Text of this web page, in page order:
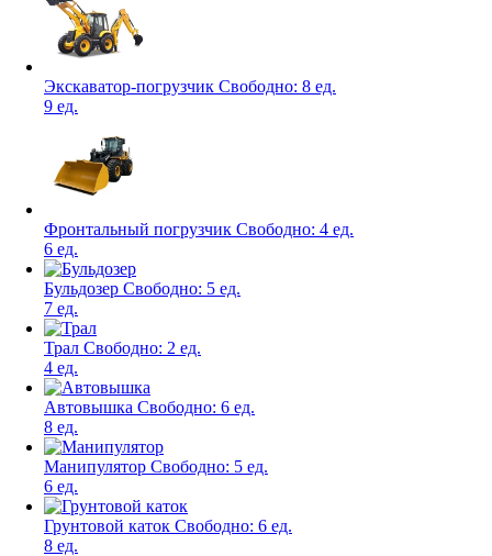
Экскаватор-погрузчик Свободно: 8 ед.
9 ед.
Фронтальный погрузчик Свободно: 4 ед.
6 ед.
Бульдозер Свободно: 5 ед.
7 ед.
Трал Свободно: 2 ед.
4 ед.
Автовышка Свободно: 6 ед.
8 ед.
Манипулятор Свободно: 5 ед.
6 ед.
Грунтовой каток Свободно: 6 ед.
8 ед.